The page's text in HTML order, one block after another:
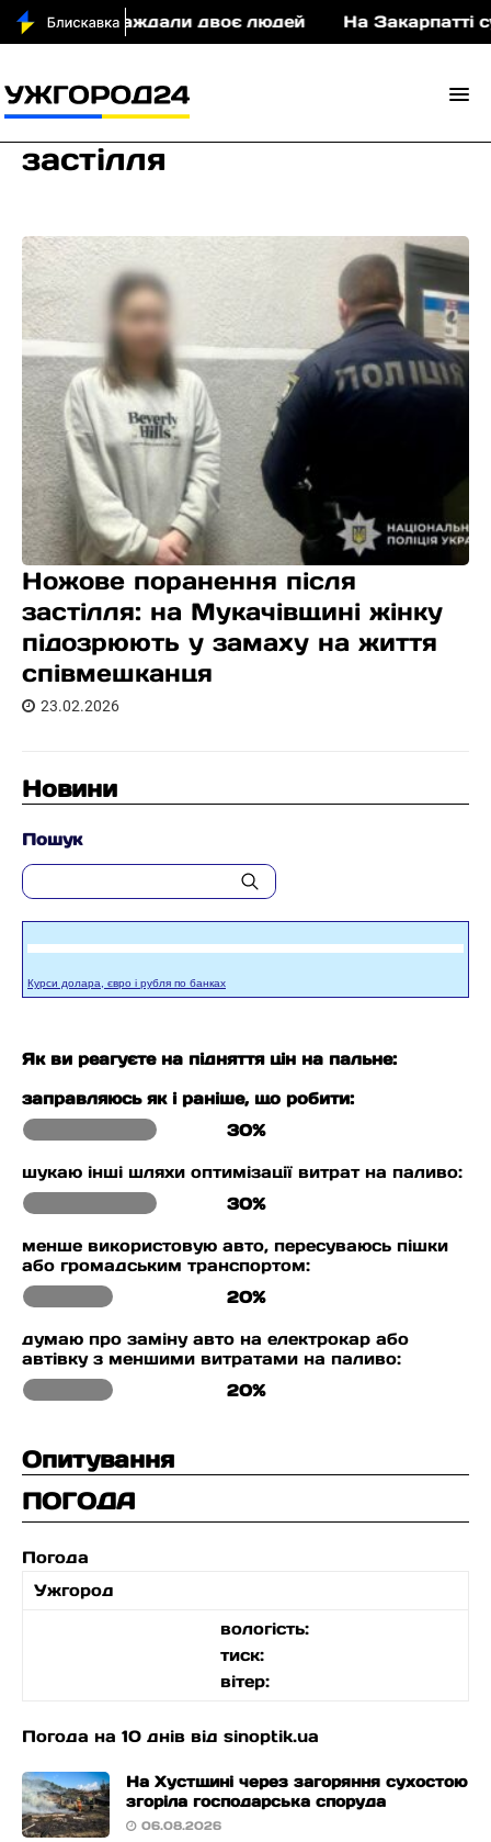
постраждали двоє людей На Закарпатті
застілля
Ножове поранення після
застілля: на Мукачівщині жінку
підозрюють у замаху на життя
співмешканця
23.02.2026
Новини
Пошук
Курси долара, євро і рубля по банках
Як ви реагуєте на підняття цін на пальне:
заправляюсь як і раніше, що робити:
30%
шукаю інші шляхи оптимізації витрат на паливо:
30%
менше використовую авто, пересуваюсь пішки
або громадським транспортом:
20%
думаю про заміну авто на електрокар або
автівку з меншими витратами на паливо:
20%
Опитування
ПОГОДА
Погода
Ужгород
вологість:
тиск:
вітер:
Погода на 10 днів від sinoptik.ua
На Хустщині через загоряння сухостою
згоріла господарська споруда
06.08.2026